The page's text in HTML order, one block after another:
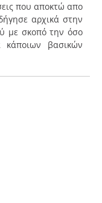
που αποκτώ απο
αρχικά στην
με σκοπό την όσο
κάποιων βασικών